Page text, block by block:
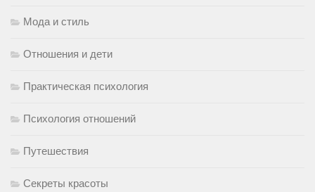
Мода и стиль
Отношения и дети
Практическая психология
Психология отношений
Путешествия
Секреты красоты